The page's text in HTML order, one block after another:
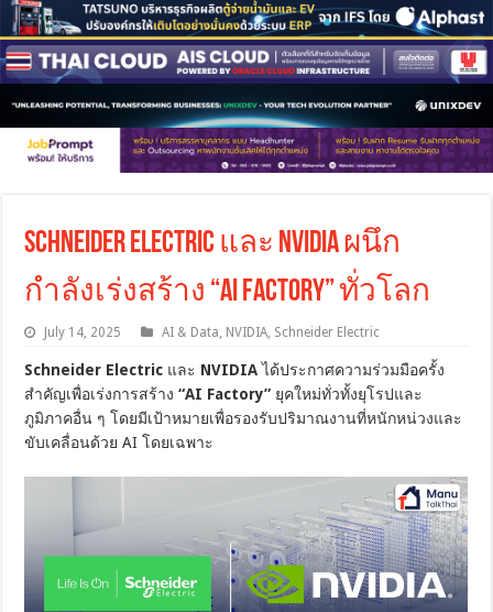
Schneider Electric และ NVIDIA ผนึก
กำลังเร่งสร้าง “AI Factory” ทั่วโลก
July 14, 2025 AI & Data NVIDIA Schneider Electric
Schneider Electric และ NVIDIAได้ประกาศความร่วมมือครั้ง
สำคัญเพื่อเร่งการสร้าง“AI Factory” ยุคใหม่ทั่วทั้งยุโรปและ
ภูมิภาคอื่น ๆ โดยมีเป้าหมายเพื่อรองรับปริมาณงานที่หนักหน่วงและ
ขับเคลื่อนด้วย AI โดยเฉพาะ